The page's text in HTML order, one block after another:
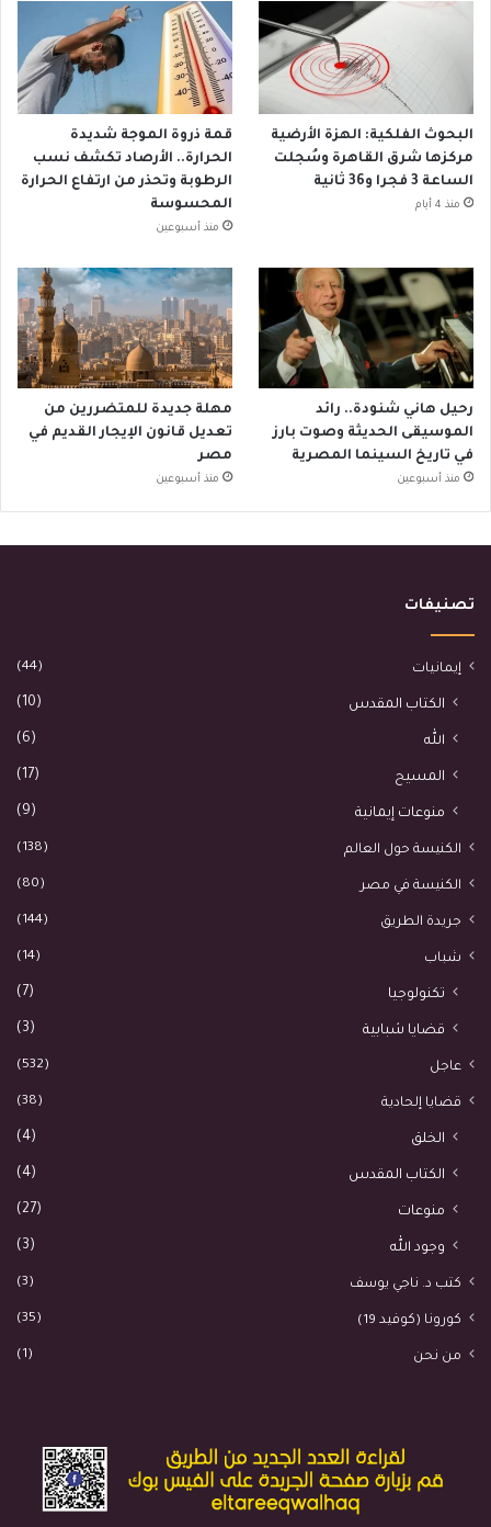
البحوث الفلكية: الهزة الأرضية
مركزها شرق القاهرة وسُجلت
الساعة 3 فجرا و36 ثانية
منذ 4 أيام
قمة ذروة الموجة شديدة
الحرارة.. الأرصاد تكشف نسب
الرطوبة وتحذر من ارتفاع الحرارة
المحسوسة
منذ أسبوعين
رحيل هاني شنودة.. رائد
الموسيقى الحديثة وصوت بارز
في تاريخ السينما المصرية
منذ أسبوعين
مهلة جديدة للمتضررين من
تعديل قانون الإيجار القديم في
مصر
منذ أسبوعين
تصنيفات
إيمانيات (44)
الكتاب المقدس (10)
الله (6)
المسيح (17)
منوعات إيمانية (9)
الكنيسة حول العالم (138)
الكنيسة في مصر (80)
جريدة الطريق (144)
شباب (14)
تكنولوجيا (7)
قضايا شبابية (3)
عاجل (532)
قضايا إلحادية (38)
الخلق (4)
الكتاب المقدس (4)
منوعات (27)
وجود الله (3)
كتب د. ناجي يوسف (3)
كورونا (كوفيد 19) (35)
من نحن (1)